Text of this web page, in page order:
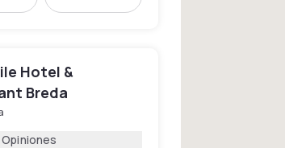
Hotel &
Breda